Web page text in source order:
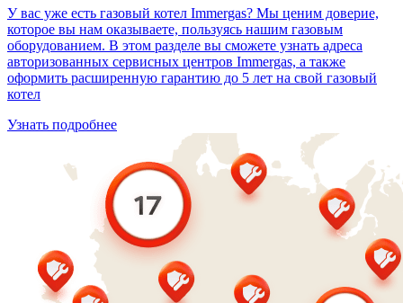
У вас уже есть газовый котел Immergas? Мы ценим доверие,
которое вы нам оказываете, пользуясь нашим газовым
оборудованием. В этом разделе вы сможете узнать адреса
авторизованных сервисных центров Immergas, а также
оформить расширенную гарантию до 5 лет на свой газовый
котел
Узнать подробнее